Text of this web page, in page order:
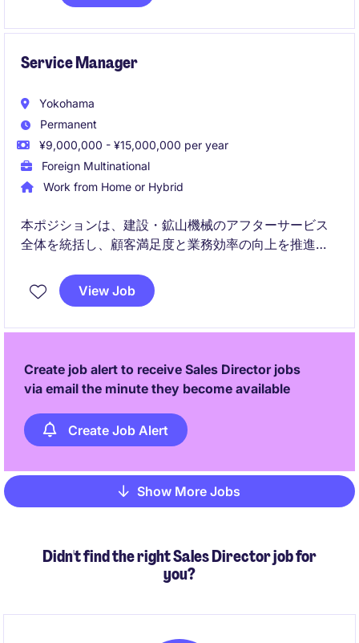
Service Manager
Yokohama
Permanent
¥9,000,000 - ¥15,000,000 per year
Foreign Multinational
Work from Home or Hybrid
本ポジションは、建設・鉱山機械のアフターサービス
全体を統括し、顧客満足度と業務効率の向上を推進す
通じて、サービス組織の変革をリードいただきます。
View Job
Create job alert to receive Sales Director jobs
via email the minute they become available
Create Job Alert
Pagination
Show More Jobs
Didn't find the right Sales Director job for
you?